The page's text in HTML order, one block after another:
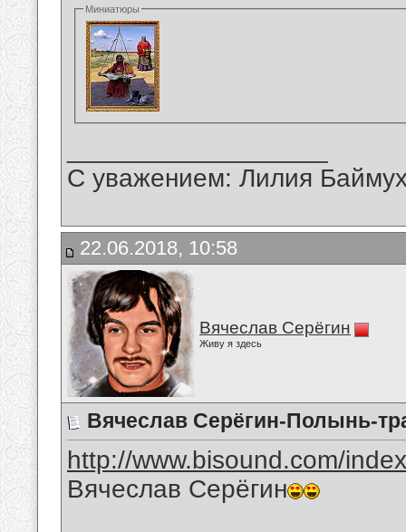
Миниатюры
С уважением: Лилия
22.06.2018, 10:58
Вячеслав Серёгин
Живу я здесь
Вячеслав Серёгин-Полынь-
http://www.bisound.com/
Вячеслав Серёгин